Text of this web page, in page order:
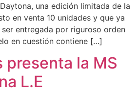
una edición limitada de la
en venta 10 unidades y que ya
entregada por riguroso orden
en cuestión contiene […]
presenta la MS
L.E